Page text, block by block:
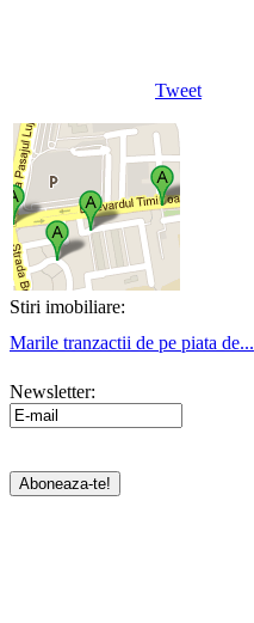
Tweet
Stiri imobiliare:
Marile tranzactii de pe piata de...
Newsletter: